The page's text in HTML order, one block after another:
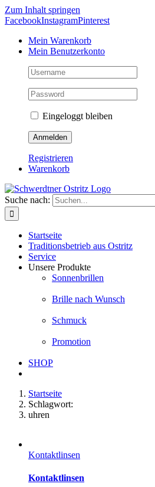
Zum Inhalt springen
FacebookInstagramPinterest
Mein Warenkorb
Mein Benutzerkonto
Eingeloggt bleiben
Registrieren
Warenkorb
Suche nach:
Startseite
Traditionsbetrieb aus Ostritz
Service
Unsere Produkte
Sonnenbrillen
Brille nach Wunsch
Schmuck
Promotion
SHOP
Startseite
Schlagwort:
uhren
Kontaktlinsen
Kontaktlinsen